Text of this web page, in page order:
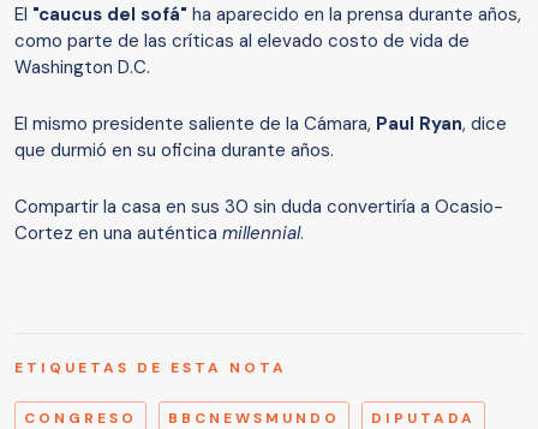
El "caucus del sofá" ha aparecido en la prensa durante años,
como parte de las críticas al elevado costo de vida de
Washington D.C.
El mismo presidente saliente de la Cámara, Paul Ryan, dice
que durmió en su oficina durante años.
Compartir la casa en sus 30 sin duda convertiría a Ocasio-
Cortez en una auténtica millennial.
ETIQUETAS DE ESTA NOTA
CONGRESO BBCNEWSMUNDO DIPUTADA